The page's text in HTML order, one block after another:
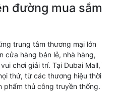
đường mua sắm
trung tâm thương mại lớn
cửa hàng bán lẻ, nhà hàng,
chơi giải trí. Tại Dubai Mall,
thứ, từ các thương hiệu thời
phẩm thủ công truyền thống.